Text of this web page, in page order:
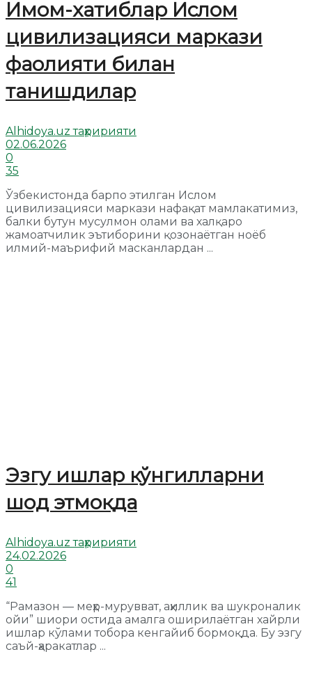
Имом-хатиблар Ислом
цивилизацияси маркази
фаолияти билан
танишдилар
Alhidoya.uz таҳририяти
02.06.2026
0
35
Ўзбекистонда барпо этилган Ислом
цивилизацияси маркази нафақат мамлакатимиз,
балки бутун мусулмон олами ва халқаро
жамоатчилик эътиборини қозонаётган ноёб
илмий-маърифий масканлардан ...
Эзгу ишлар кўнгилларни
шод этмоқда
Alhidoya.uz таҳририяти
24.02.2026
0
41
“Рамазон — меҳр-мурувват, аҳиллик ва шукроналик
ойи” шиори остида амалга оширилаётган хайрли
ишлар кўлами тобора кенгайиб бормоқда. Бу эзгу
саъй-ҳаракатлар ...